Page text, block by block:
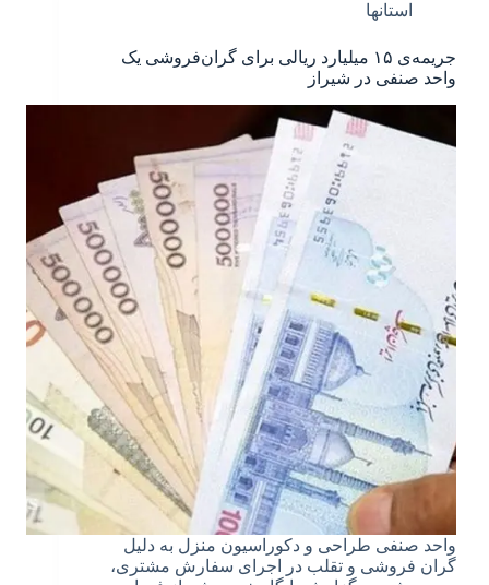
استانها
جریمه‌ی ۱۵ میلیارد ریالی برای گران‌فروشی یک
واحد صنفی در شیراز
واحد صنفی طراحی و دکوراسیون منزل به دلیل
گران فروشی و تقلب در اجرای سفارش مشتری،